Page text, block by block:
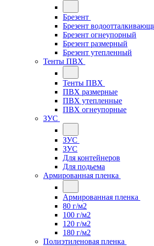
Брезент
Брезент
Брезент огнеупорный
Брезент размерный
Брезент утепленный
Тенты ПВХ
Тенты ПВХ
ПВХ размерные
ПВХ утепленные
ПВХ огнеупорные
ЗУС
ЗУС
ЗУС
Для контейнеров
Для подьема
Армированная пленка
Армированная пленка
80 г/м2
100 г/м2
120 г/м2
180 г/м2
Полиэтиленовая пленка